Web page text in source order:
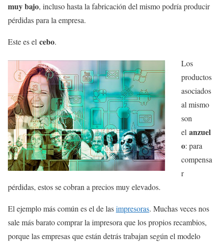
muy bajo, incluso hasta la fabricación del mismo podría producir
pérdidas para la empresa.
Este es el cebo.
Los
productos
asociados
al mismo
son
el anzuel
o: para
compensa
r
pérdidas, estos se cobran a precios muy elevados.
El ejemplo más común es el de lasimpresoras. Muchas veces nos
sale más barato comprar la impresora que los propios recambios,
porque las empresas que están detrás trabajan según el modelo